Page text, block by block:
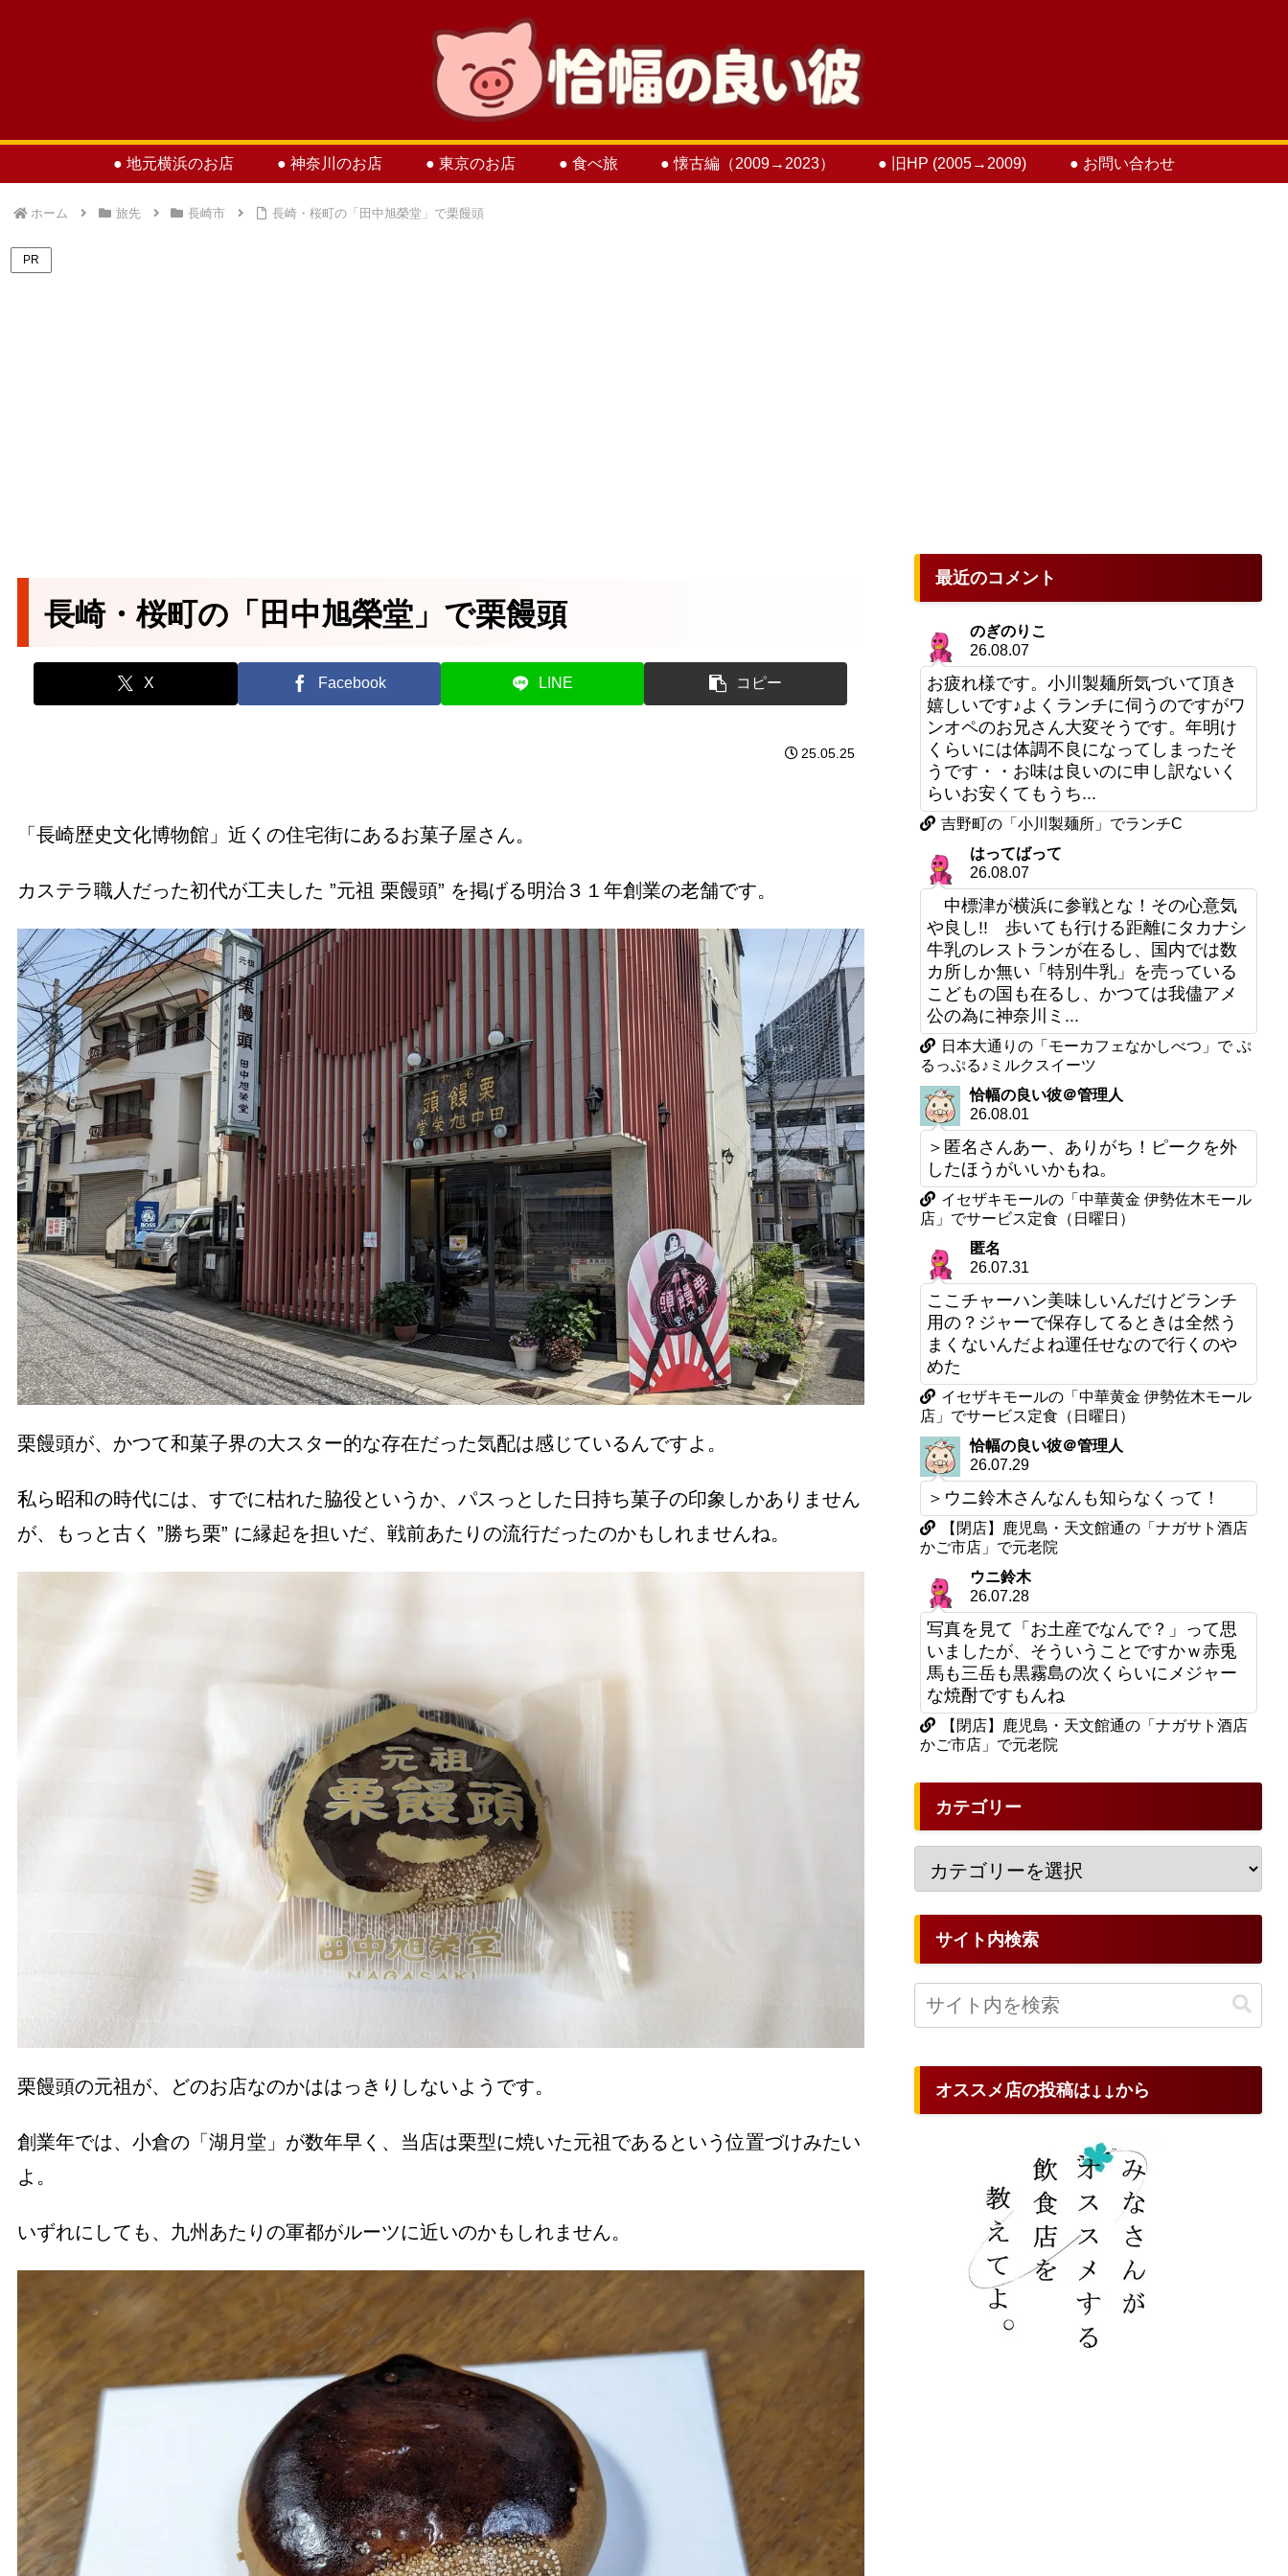
● 地元横浜のお店 ● 神奈川のお店 ● 東京のお店 ● 食べ旅 ● 懐古編（2009→2023） ● 旧HP (2005→2009) ● お問い合わせ
ホーム 旅先 長崎市 長崎・桜町の「田中旭榮堂」で栗饅頭
PR
長崎・桜町の「田中旭榮堂」で栗饅頭
X Facebook LINE コピー
25.05.25
「長崎歴史文化博物館」近くの住宅街にあるお菓子屋さん。
カステラ職人だった初代が工夫した ”元祖 栗饅頭” を掲げる明治３１年創業の老舗です。
栗饅頭が、かつて和菓子界の大スター的な存在だった気配は感じているんですよ。
私ら昭和の時代には、すでに枯れた脇役というか、パスっとした日持ち菓子の印象しかありません
が、もっと古く ”勝ち栗” に縁起を担いだ、戦前あたりの流行だったのかもしれませんね。
栗饅頭の元祖が、どのお店なのかははっきりしないようです。
創業年では、小倉の「湖月堂」が数年早く、当店は栗型に焼いた元祖であるという位置づけみたい
よ。
いずれにしても、九州あたりの軍都がルーツに近いのかもしれません。
最近のコメント
のぎのりこ
26.08.07
お疲れ様です。小川製麺所気づいて頂き
嬉しいです♪よくランチに伺うのですがワ
ンオペのお兄さん大変そうです。年明け
くらいには体調不良になってしまったそ
うです・・お味は良いのに申し訳ないく
らいお安くてもうち...
吉野町の「小川製麺所」でランチC
はってばって
26.08.07
中標津が横浜に参戦とな！その心意気
や良し!! 歩いても行ける距離にタカナシ
牛乳のレストランが在るし、国内では数
カ所しか無い「特別牛乳」を売っている
こどもの国も在るし、かつては我儘アメ
公の為に神奈川ミ...
日本大通りの「モーカフェなかしべつ」で ぷ
るっぷる♪ミルクスイーツ
恰幅の良い彼＠管理人
26.08.01
＞匿名さんあー、ありがち！ピークを外
したほうがいいかもね。
イセザキモールの「中華黄金 伊勢佐木モール
店」でサービス定食（日曜日）
匿名
26.07.31
ここチャーハン美味しいんだけどランチ
用の？ジャーで保存してるときは全然う
まくないんだよね運任せなので行くのや
めた
イセザキモールの「中華黄金 伊勢佐木モール
店」でサービス定食（日曜日）
恰幅の良い彼＠管理人
26.07.29
＞ウニ鈴木さんなんも知らなくって！
【閉店】鹿児島・天文館通の「ナガサト酒店
かご市店」で元老院
ウニ鈴木
26.07.28
写真を見て「お土産でなんで？」って思
いましたが、そういうことですかｗ赤兎
馬も三岳も黒霧島の次くらいにメジャー
な焼酎ですもんね
【閉店】鹿児島・天文館通の「ナガサト酒店
かご市店」で元老院
カテゴリー
サイト内検索
オススメ店の投稿は↓↓から